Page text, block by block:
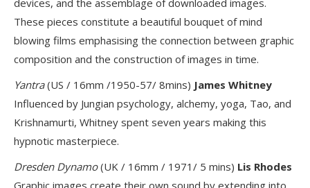
devices, and the assemblage of downloaded images.
These pieces constitute a beautiful bouquet of mind
blowing films emphasising the connection between graphic
composition and the construction of images in time.
Yantra(US / 16mm /1950-57/ 8mins) James Whitney
Influenced by Jungian psychology, alchemy, yoga, Tao, and
Krishnamurti, Whitney spent seven years making this
hypnotic masterpiece.
Dresden Dynamo(UK / 16mm / 1971/ 5 mins) Lis Rhodes